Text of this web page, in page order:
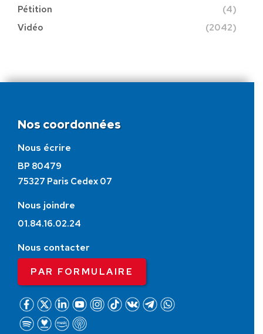
Pétition
(4)
Vidéo
(2042)
Nos coordonnées
Nous écrire
BP 80479
75327 Paris Cedex 07
Nous joindre
01.84.16.02.24
Nous contacter
PAR FORMULAIRE